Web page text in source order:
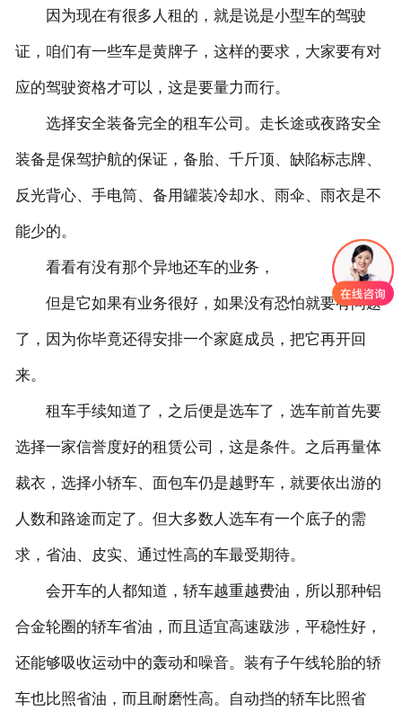
因为现在有很多人租的，就是说是小型车的驾驶
证，咱们有一些车是黄牌子，这样的要求，大家要有对
应的驾驶资格才可以，这是要量力而行。
选择安全装备完全的租车公司。走长途或夜路安全
装备是保驾护航的保证，备胎、千斤顶、缺陷标志牌、
反光背心、手电筒、备用罐装冷却水、雨伞、雨衣是不
能少的。
看看有没有那个异地还车的业务，
但是它如果有业务很好，如果没有恐怕就要有问题
了，因为你毕竟还得安排一个家庭成员，把它再开回
来。
租车手续知道了，之后便是选车了，选车前首先要
选择一家信誉度好的租赁公司，这是条件。之后再量体
裁衣，选择小轿车、面包车仍是越野车，就要依出游的
人数和路途而定了。但大多数人选车有一个底子的需
求，省油、皮实、通过性高的车最受期待。
会开车的人都知道，轿车越重越费油，所以那种铝
合金轮圈的轿车省油，而且适宜高速跋涉，平稳性好，
还能够吸收运动中的轰动和噪音。装有子午线轮胎的轿
车也比照省油，而且耐磨性高。自动挡的轿车比照省